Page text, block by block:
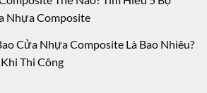
Nhựa Composite
Cửa Nhựa Composite Là Bao Nhiêu?
Thi Công